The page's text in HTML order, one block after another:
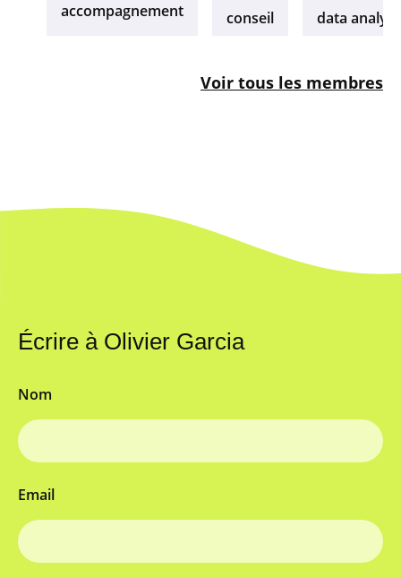
accompagnement conseil data
Voir tous les membres
Écrire à Olivier Garcia
Nom
Email